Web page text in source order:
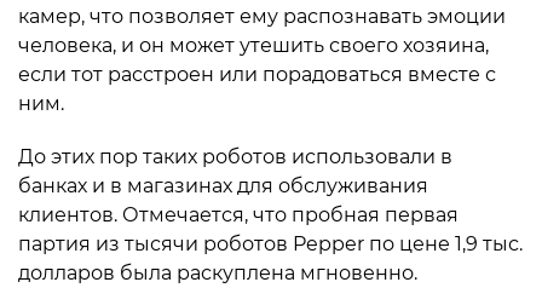
камер, что позволяет ему распознавать эмоции
человека, и он может утешить своего хозяина,
если тот расстроен или порадоваться вместе с
ним.
До этих пор таких роботов использовали в
банках и в магазинах для обслуживания
клиентов. Отмечается, что пробная первая
партия из тысячи роботов Pepper по цене 1,9 тыс.
долларов была раскуплена мгновенно.